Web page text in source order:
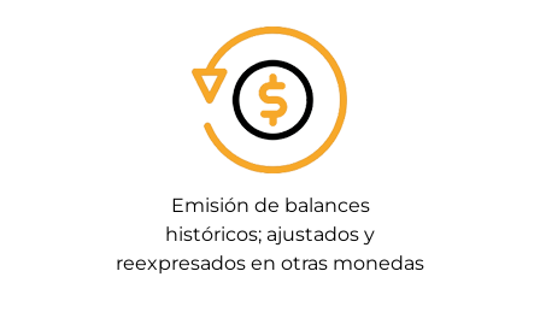
Emisión de balances
históricos; ajustados y
reexpresados en otras monedas